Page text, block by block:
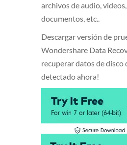
archivos de audio,
documentos, etc..
Descargar versión de
Wondershare Data
recuperar datos de disco
detectado ahora!